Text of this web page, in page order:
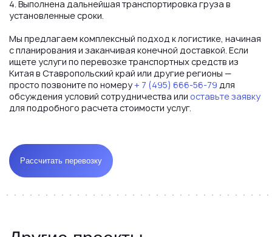
4. Выполнена дальнейшая транспортировка груза в
установленные сроки.
Мы предлагаем комплексный подход к логистике, начиная
с планирования и заканчивая конечной доставкой. Если
ищете услуги по перевозке транспортных средств из
Китая в Ставропольский край или другие регионы —
просто позвоните по номеру+ 7 (495) 666-56-79 для
обсуждения условий сотрудничества или оставьте заявку
для подробного расчета стоимости услуг.
Рассчитать перевозку